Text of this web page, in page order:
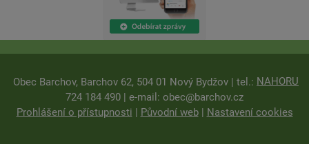
NAHORU
Obec Barchov, Barchov 62, 504 01 Nový Bydžov | tel.:
724 184 490 | e-mail: obec@barchov.cz
Prohlášení o přístupnosti | Původní web| Nastavení cookies